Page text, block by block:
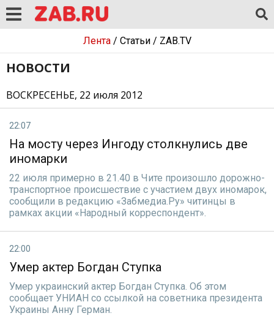
Лента/ Статьи/ ZAB.TV
НОВОСТИ
ВОСКРЕСЕНЬЕ, 22 июля 2012
22:07
На мосту через Ингоду столкнулись две
иномарки
22 июля примерно в 21.40 в Чите произошло дорожно-
транспортное происшествие с участием двух иномарок,
сообщили в редакцию «Забмедиа.Ру» читинцы в
рамках акции «Народный корреспондент».
22:00
Умер актер Богдан Ступка
Умер украинский актер Богдан Ступка. Об этом
сообщает УНИАН со ссылкой на советника президента
Украины Анну Герман.